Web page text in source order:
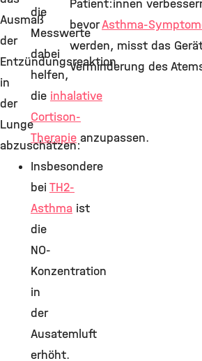
Ausmaß
der
Entzündungsreaktion
in
der
Lunge
abzuschätzen:
Insbesondere
bei TH2-
Asthma ist
die
NO-
Konzentration
in
der
Ausatemluft
erhöht.
die
Messwerte
dabei
helfen,
die inhalative
Cortison-
Therapie anzupassen.
Patient:innen
bevorAsthma-
werden, misst das
Verminderung des